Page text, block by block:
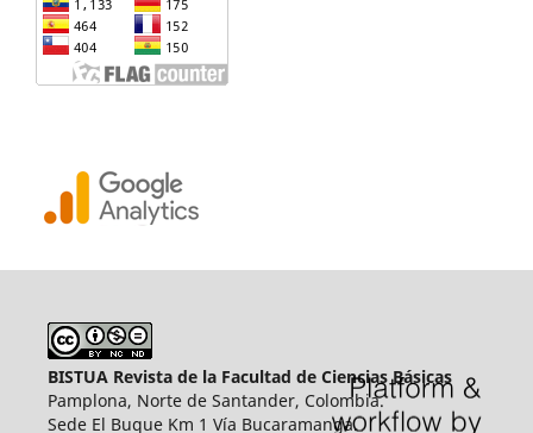
BISTUA Revista de la Facultad de Ciencias Básicas
Pamplona, Norte de Santander, Colombia.
Sede El Buque Km 1 Vía Bucaramanga.